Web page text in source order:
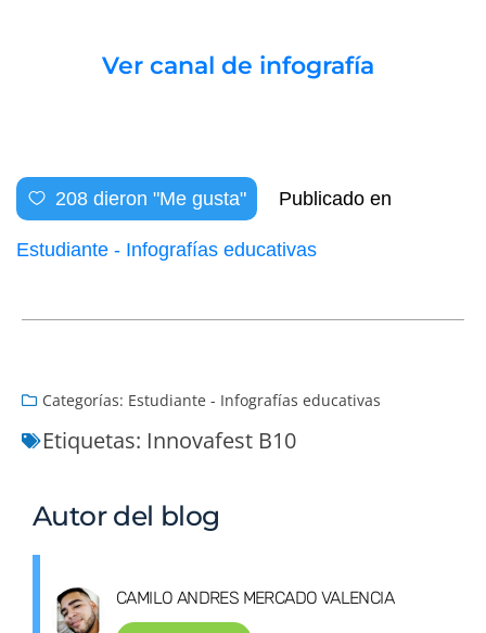
Ver canal de infografía
208 dieron "Me gusta" Publicado en
Estudiante - Infografías educativas
Categorías: Estudiante - Infografías educativas
Etiquetas: Innovafest B10
Autor del blog
CAMILO ANDRES MERCADO VALENCIA